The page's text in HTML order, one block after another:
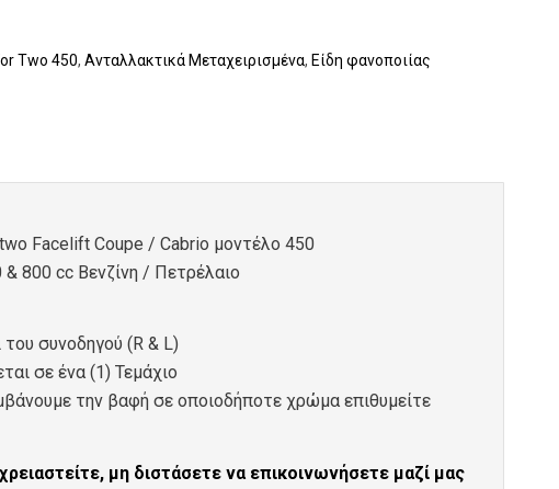
Two 450, Ανταλλακτικά Μεταχειρισμένα, Είδη φανοποιίας
Facelift Coupe / Cabrio μοντέλο 450
800 cc Βενζίνη / Πετρέλαιο
του συνοδηγού (R & L)
σε ένα (1) Τεμάχιο
την βαφή σε οποιοδήποτε χρώμα επιθυμείτε
μη διστάσετε να επικοινωνήσετε μαζί μας